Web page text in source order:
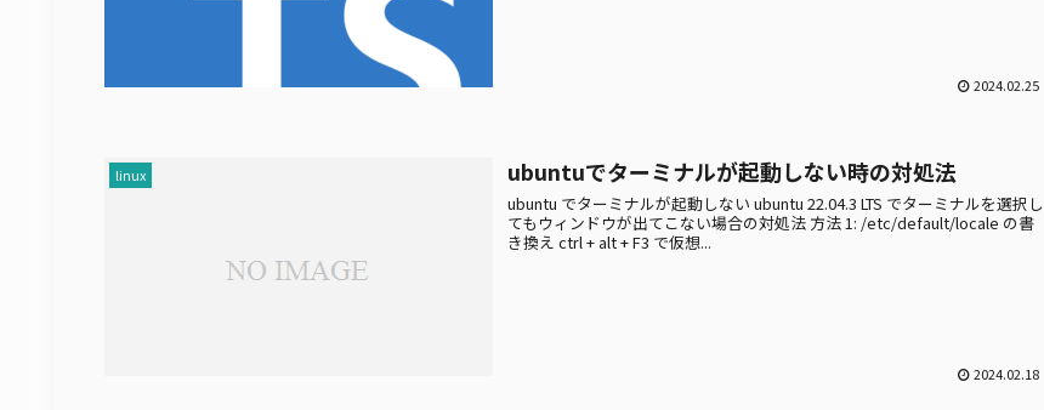
2024.02.25
linux ubuntuでターミナルが起動しない時の対処法
ubuntu でターミナルが起動しない ubuntu 22.04.3 LTS でターミナルを選択し
てもウィンドウが出てこない場合の対処法 方法 1: /etc/default/locale の書
き換え ctrl + alt + F3 で仮想...
2024.02.18